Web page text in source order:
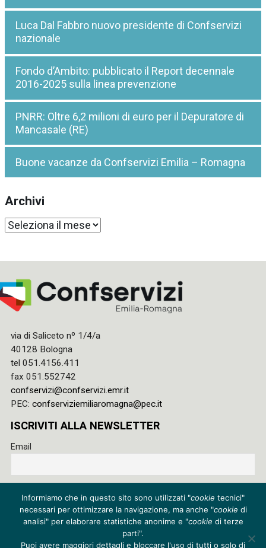
Luca Dal Fabbro nuovo presidente di Confservizi
nazionale
Fondo d’Ambito: pubblicato il Report decennale
2016-2025 sulla linea prevenzione
PNRR: Oltre 6,2 milioni di euro per il Depuratore di
Mancasale (RE)
Buone vacanze da Confservizi Emilia – Romagna
Archivi
Archivi
via di Saliceto nº 1/4/a
40128 Bologna
tel 051.4156.411
fax 051.552742
confservizi@confservizi.emr.it
PEC: confserviziemiliaromagna@pec.it
ISCRIVITI ALLA NEWSLETTER
Email
al trattamento dei miei dati
Privacy policy
Cookie policy
Informiamo che in questo sito sono utilizzati "cookie tecnici"
necessari per ottimizzare la navigazione, ma anche "cookie di
analisi" per elaborare statistiche anonime e "cookie di terze
parti".
Puoi avere maggiori dettagli e bloccare l'uso di tutti o solo di